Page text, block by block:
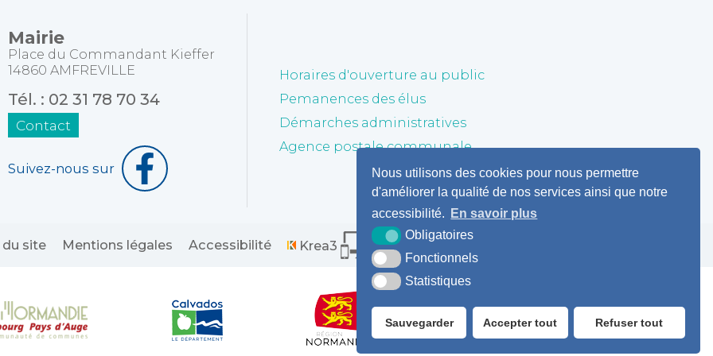
Nous utilisons des cookies pour nous permettre
d'améliorer la qualité de nos services ainsi que notre
accessibilité.
En savoir plus
Obligatoires
Fonctionnels
Statistiques
Sauvegarder Accepter tout Refuser tout
Mairie
Place du Commandant Kieffer
14860 AMFREVILLE
Tél. : 02 31 78 70 34
Contact
Suivez-nous sur
Horaires d'ouverture au public
Pemanences des élus
Démarches administratives
Agence postale communale
site Mentions légales Accessibilité Krea3